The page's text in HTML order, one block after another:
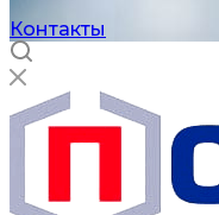
Контакты